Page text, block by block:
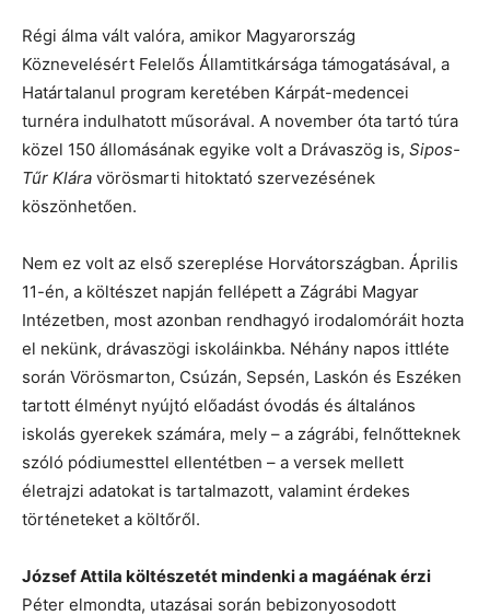
Régi álma vált valóra, amikor Magyarország
Köznevelésért Felelős Államtitkársága támogatásával, a
Határtalanul program keretében Kárpát-medencei
turnéra indulhatott műsorával. A november óta tartó túra
közel 150 állomásának egyike volt a Drávaszög is, Sipos-
Tűr Klára vörösmarti hitoktató szervezésének
köszönhetően.
Nem ez volt az első szereplése Horvátországban. Április
11-én, a költészet napján fellépett a Zágrábi Magyar
Intézetben, most azonban rendhagyó irodalomóráit hozta
el nekünk, drávaszögi iskoláinkba. Néhány napos ittléte
során Vörösmarton, Csúzán, Sepsén, Laskón és Eszéken
tartott élményt nyújtó előadást óvodás és általános
iskolás gyerekek számára, mely – a zágrábi, felnőtteknek
szóló pódiumesttel ellentétben – a versek mellett
életrajzi adatokat is tartalmazott, valamint érdekes
történeteket a költőről.
József Attila költészetét mindenki a magáénak érzi
Péter elmondta, utazásai során bebizonyosodott